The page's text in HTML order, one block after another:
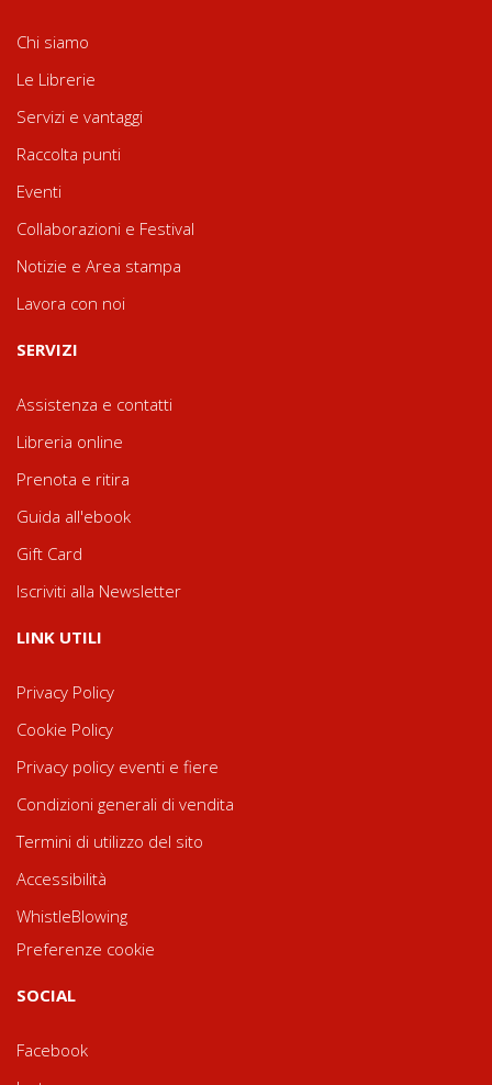
Chi siamo
Le Librerie
Servizi e vantaggi
Raccolta punti
Eventi
Collaborazioni e Festival
Notizie e Area stampa
Lavora con noi
SERVIZI
Assistenza e contatti
Libreria online
Prenota e ritira
Guida all'ebook
Gift Card
Iscriviti alla Newsletter
LINK UTILI
Privacy Policy
Cookie Policy
Privacy policy eventi e fiere
Condizioni generali di vendita
Termini di utilizzo del sito
Accessibilità
WhistleBlowing
Preferenze cookie
SOCIAL
Facebook